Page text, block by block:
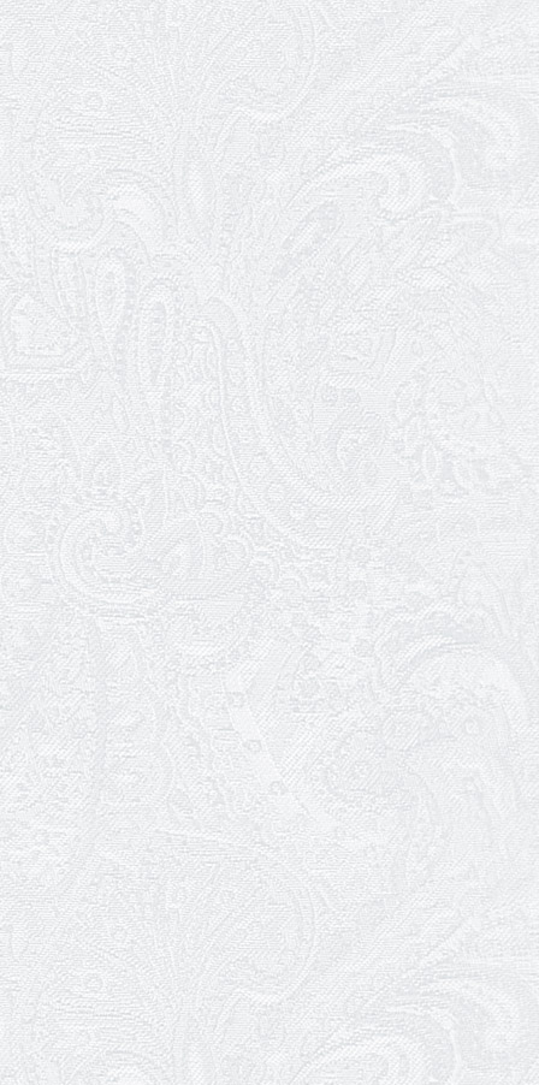
11.03.2026
Результати конкурсу
10.03.2026
Ювілей Тетяни Хамітової
03.03.2026
Ювілей Сергія Богаченка
02.03.2026
Результати конкурсу
27.02.2026
Ювілей Олександра Жигуліна
19.02.2026
Про гастрольний захід SQUIRT. The
Las Vegas Show
11.02.2026
Конкурс на заміщення посади
«завідувач художньо-постановочної
частини»
09.02.2026
Пішов з життя Ігор Дідурко
06.02.2026
Пішов з життя Андрій Шишкін
03.02.2026
Ювілей Олександра Белякова
02.02.2026
Конкурс на заміщення вакантних
посад
30.01.2026
Ювілей Анжеліки Кураш
27.01.2026